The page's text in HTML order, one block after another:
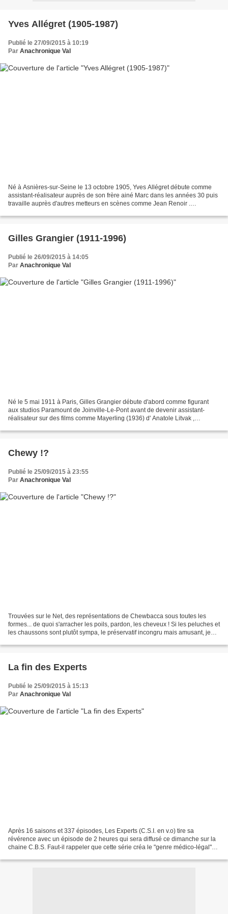
Yves Allégret (1905-1987)
Publié le 27/09/2015 à 10:19
Par Anachronique Val
Né à Asnières-sur-Seine le 13 octobre 1905, Yves Allégret débute comme
assistant-réalisateur auprès de son frère ainé Marc dans les années 30 puis
travaille auprès d'autres metteurs en scènes comme Jean Renoir .
Gilles Grangier (1911-1996)
Publié le 26/09/2015 à 14:05
Par Anachronique Val
Né le 5 mai 1911 à Paris, Gilles Grangier débute d'abord comme figurant
aux studios Paramount de Joinville-Le-Pont avant de devenir assistant-
réalisateur sur des films comme Mayerling (1936) d' Anatole Litvak ,
Chewy !?
Publié le 25/09/2015 à 23:55
Par Anachronique Val
Trouvées sur le Net, des représentations de Chewbacca sous toutes les
formes... de quoi s'arracher les poils, pardon, les cheveux ! Si les peluches et
les chaussons sont plutôt sympa, le préservatif incongru mais amusant, je
La fin des Experts
Publié le 25/09/2015 à 15:13
Par Anachronique Val
Après 16 saisons et 337 épisodes, Les Experts (C.S.I. en v.o) tire sa
révérence avec un épisode de 2 heures qui sera diffusé ce dimanche sur la
chaine C.B.S. Faut-il rappeler que cette série créa le "genre médico-légal"